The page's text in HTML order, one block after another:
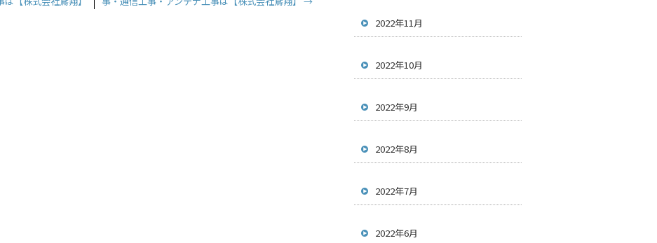
2022年11月
2022年10月
2022年9月
2022年8月
2022年7月
2022年6月